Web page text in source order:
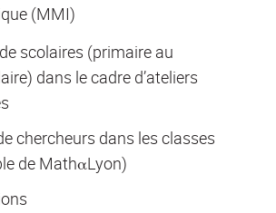
(MMI)
scolaires (primaire au
dans le cadre d’ateliers
chercheurs dans les classes
de MathαLyon)